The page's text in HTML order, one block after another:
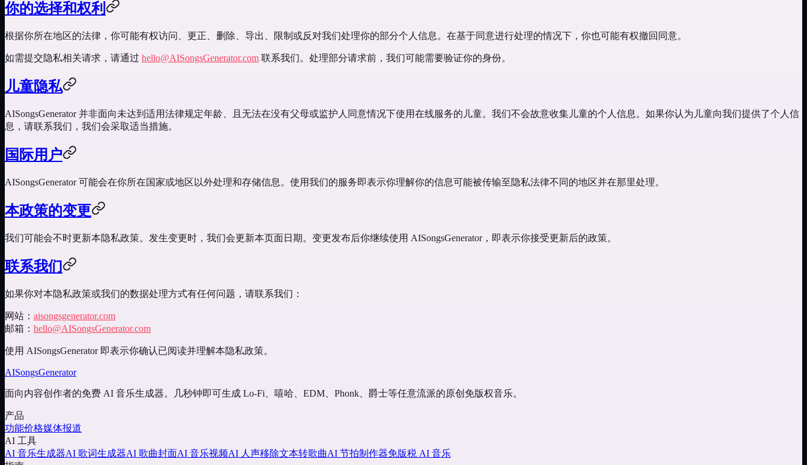
你的选择和权利
根据你所在地区的法律，你可能有权访问、更正、删除、导出、限制或反对我们处理你的部分个人信息。在基于同意进行处理的情况下，你也可能有权撤回同意。
如需提交隐私相关请求，请通过 hello@AISongsGenerator.com 联系我们。处理部分请求前，我们可能需要验证你的身份。
儿童隐私
AISongsGenerator 并非面向未达到适用法律规定年龄、且无法在没有父母或监护人同意情况下使用在线服务的儿童。我们不会故意收集儿童的个人信息。如果你认为儿童向我们提供了个人信
息，请联系我们，我们会采取适当措施。
国际用户
AISongsGenerator 可能会在你所在国家或地区以外处理和存储信息。使用我们的服务即表示你理解你的信息可能被传输至隐私法律不同的地区并在那里处理。
本政策的变更
我们可能会不时更新本隐私政策。发生变更时，我们会更新本页面日期。变更发布后你继续使用 AISongsGenerator，即表示你接受更新后的政策。
联系我们
如果你对本隐私政策或我们的数据处理方式有任何问题，请联系我们：
网站 ： aisongsgenerator.com
邮箱 ： hello@AISongsGenerator.com
使用 AISongsGenerator 即表示你确认已阅读并理解本隐私政策。
AISongsGenerator
面向内容创作者的免费 AI 音乐生成器。几秒钟即可生成 Lo-Fi、嘻哈、EDM、Phonk、爵士等任意流派的原创免版权音乐。
产品
功能价格媒体报道
AI 工具
AI 音乐生成器AI 歌词生成器AI 歌曲封面AI 音乐视频AI 人声移除文本转歌曲AI 节拍制作器免版税 AI 音乐